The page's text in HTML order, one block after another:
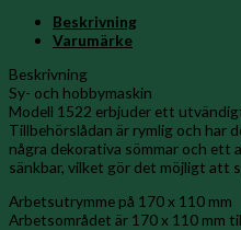
Beskrivning
Varumärke
Beskrivning
Sy- och hobbymaskin
Modell 1522 erbjuder ett
Tillbehörslådan är rymlig och har
några dekorativa sömmar och ett
sänkbar, vilket gör det möjligt att
Arbetsutrymme på 170 x 110 mm
Arbetsområdet är 170 x 110 mm